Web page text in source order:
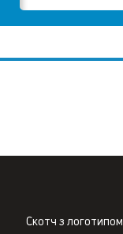
Скотч з логотипом